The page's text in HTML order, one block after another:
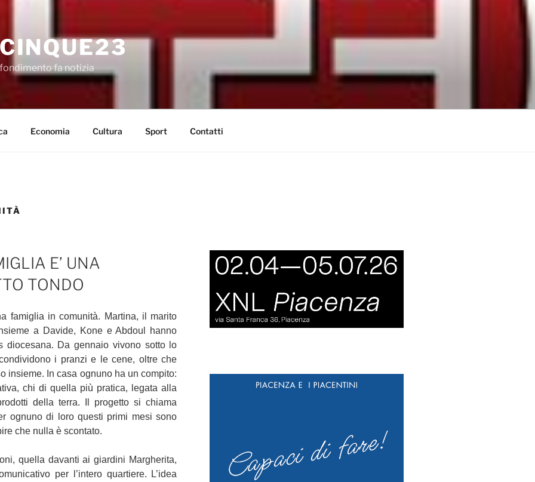
fa notizia
Economia Cultura Sport Contatti
E’ UNA
TONDO
famiglia in comunità. Martina, il marito
a Davide, Kone e Abdoul hanno
diocesana. Da gennaio vivono sotto lo
i pranzi e le cene, oltre che
insieme. In casa ognuno ha un compito:
chi di quella più pratica, legata alla
della terra. Il progetto si chiama
ognuno di loro questi primi mesi sono
che nulla è scontato.
quella davanti ai giardini Margherita,
per l’intero quartiere. L’idea